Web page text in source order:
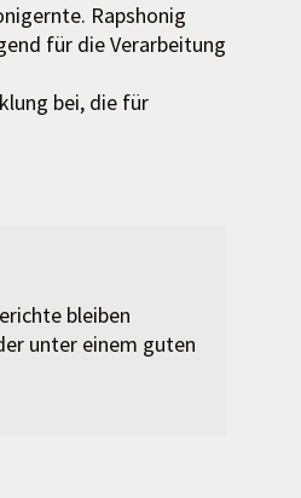
Rapshonig
für die Verarbeitung
bei, die für
bleiben
unter einem guten